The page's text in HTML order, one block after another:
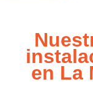
en La